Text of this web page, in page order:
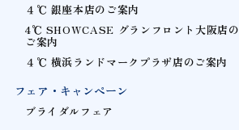
４℃ 銀座本店のご案内
4℃ SHOWCASE グランフロント大阪店の
ご案内
４℃ 横浜ランドマークプラザ店のご案内
フェア・キャンペーン
ブライダルフェア